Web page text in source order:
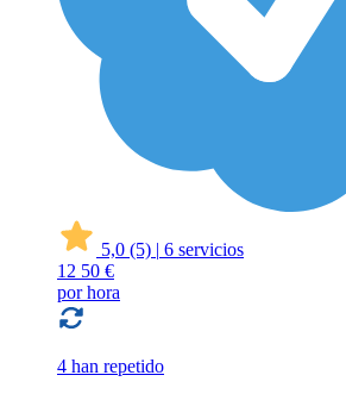
5,0 (5) | 6 servicios
12 50 €
por hora
4 han repetido